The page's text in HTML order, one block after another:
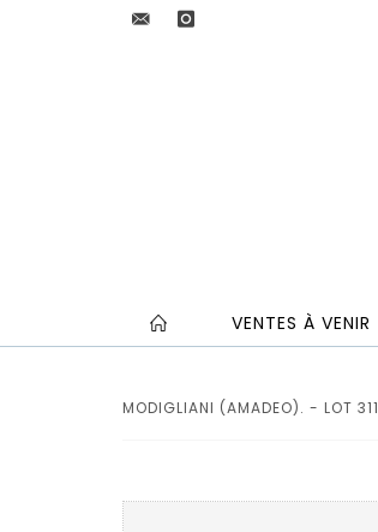
VENTES À VENIR
MODIGLIANI (AMADEO). - LOT 311